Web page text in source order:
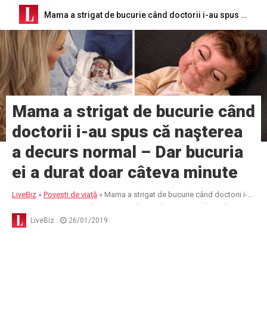
Mama a strigat de bucurie când doctorii i-au spus că naşterea a decurs normal – Dar bucuria ei a durat doar câteva minute
Mama a strigat de bucurie când
doctorii i-au spus că naşterea
a decurs normal – Dar bucuria
ei a durat doar câteva minute
LiveBiz » Poveşti de viaţă » Mama a strigat de bucurie când doctorii i-
au spus că naşterea a decurs normal – Dar bucuria ei a durat doar
câteva minute
LiveBiz 26/01/2019